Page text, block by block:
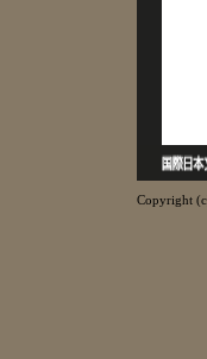
Copyright